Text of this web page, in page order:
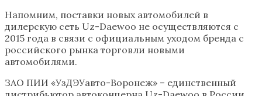
Напомним, поставки новых автомобилей в
дилерскую сеть Uz-Daewoo не осуществляются с
2015 года в связи с официальным уходом бренда с
российского рынка торговли новыми
автомобилями.
ЗАО ПИИ «УзДЭУавто-Воронеж» – единственный